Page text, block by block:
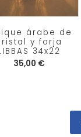
árabe de
y forja
34x22
35,00 €